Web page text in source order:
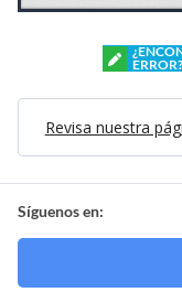
ERROR?
Revisa nuestra
Síguenos en: